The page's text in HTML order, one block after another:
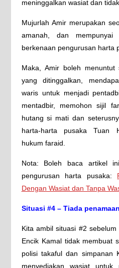
meninggalkan wasiat dan
Mujurlah Amir merupakan
amanah, dan mempunyai
berkenaan pengurusan harta
Maka, Amir boleh menuntut
yang ditinggalkan,
waris untuk menjadi
mentadbir, memohon sijil
hutang si mati dan
harta-harta pusaka Tuan
hukum faraid.
Nota: Boleh baca artikel
pengurusan harta pusaka:
Dengan Wasiat dan Tanpa
Situasi #4 – Tiada
Kita ambil situasi #2
Encik Kamal tidak membuat
polisi takaful dan simpanan
menyediakan wasiat untuk